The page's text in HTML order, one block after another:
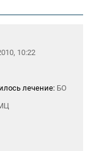
10:22
лечение: БО